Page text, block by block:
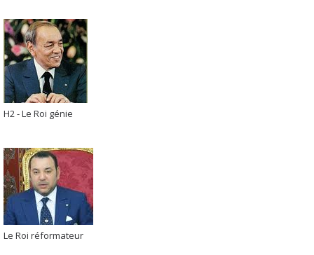
H2 - Le Roi génie
Le Roi réformateur